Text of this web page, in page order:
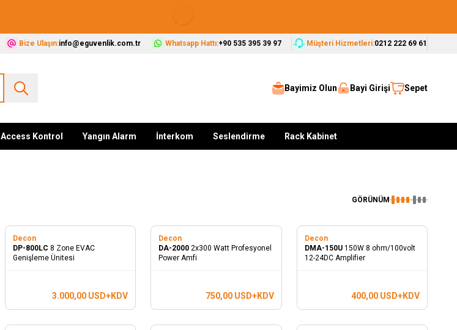
Bize Ulaşın:info@eguvenlik.com.tr Whatsapp Hattı:+90 535 395 39 97 Müşteri Hizmetleri:0212 222 69 61
Bayimiz Olun Bayi Girişi Sepet
Access Kontrol Yangın Alarm İnterkom Seslendirme Rack Kabinet
GÖRÜNÜM
Decon
DP-800LC 8 Zone EVAC
Genişleme Ünitesi
3.000,00 USD+KDV
Decon
DA-2000 2x300 Watt Profesyonel
Power Amfi
750,00USD+KDV
Decon
DMA-150U 150W 8 ohm/100volt
12-24DC Amplifier
400,00 USD+KDV